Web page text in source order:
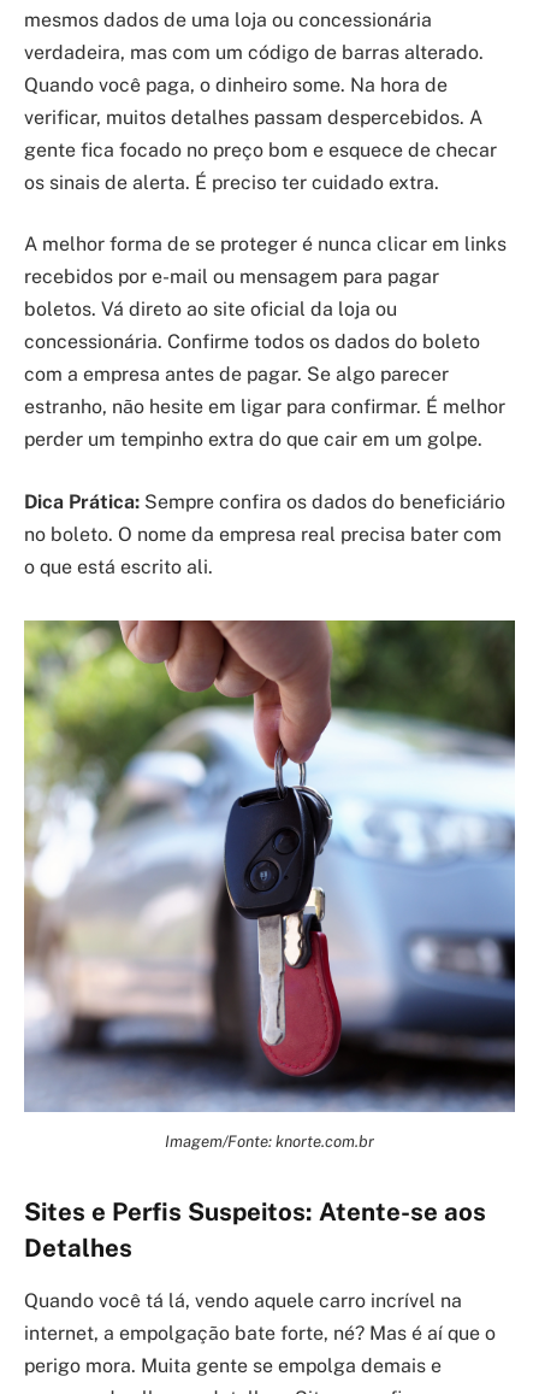
mesmos dados de uma loja ou concessionária
verdadeira, mas com um código de barras alterado.
Quando você paga, o dinheiro some. Na hora de
verificar, muitos detalhes passam despercebidos. A
gente fica focado no preço bom e esquece de checar
os sinais de alerta. É preciso ter cuidado extra.
A melhor forma de se proteger é nunca clicar em links
recebidos por e-mail ou mensagem para pagar
boletos. Vá direto ao site oficial da loja ou
concessionária. Confirme todos os dados do boleto
com a empresa antes de pagar. Se algo parecer
estranho, não hesite em ligar para confirmar. É melhor
perder um tempinho extra do que cair em um golpe.
Dica Prática: Sempre confira os dados do beneficiário
no boleto. O nome da empresa real precisa bater com
o que está escrito ali.
Imagem/Fonte: knorte.com.br
Sites e Perfis Suspeitos: Atente-se aos
Detalhes
Quando você tá lá, vendo aquele carro incrível na
internet, a empolgação bate forte, né? Mas é aí que o
perigo mora. Muita gente se empolga demais e